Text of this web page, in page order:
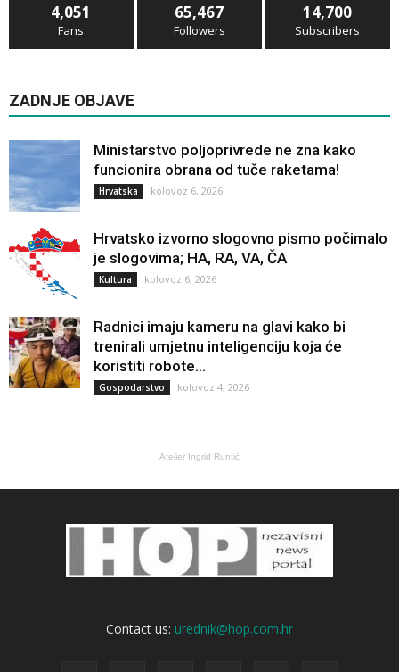
4,051
Fans
65,467
Followers
14,700
Subscribers
ZADNJE OBJAVE
Ministarstvo poljoprivrede ne zna kako
funcionira obrana od tuče raketama!
Hrvatska kolovoz 6, 2026
Hrvatsko izvorno slogovno pismo počimalo
je slogovima; HA, RA, VA, ČA
Kultura kolovoz 6, 2026
Radnici imaju kameru na glavi kako bi
trenirali umjetnu inteligenciju koja će
koristiti robote...
Gospodarstvo kolovoz 4, 2026
Atelier Ingrid Runtić
Contact us: urednik@hop.com.hr